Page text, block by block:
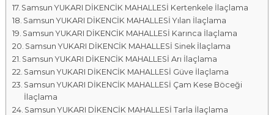
Samsun YUKARI DİKENCİK MAHALLESİ Kertenkele İlaçlama
Samsun YUKARI DİKENCİK MAHALLESİ Yılan İlaçlama
Samsun YUKARI DİKENCİK MAHALLESİ Karınca İlaçlama
Samsun YUKARI DİKENCİK MAHALLESİ Sinek İlaçlama
Samsun YUKARI DİKENCİK MAHALLESİ Arı İlaçlama
Samsun YUKARI DİKENCİK MAHALLESİ Güve İlaçlama
Samsun YUKARI DİKENCİK MAHALLESİ Çam Kese Böceği
İlaçlama
Samsun YUKARI DİKENCİK MAHALLESİ Tarla İlaçlama